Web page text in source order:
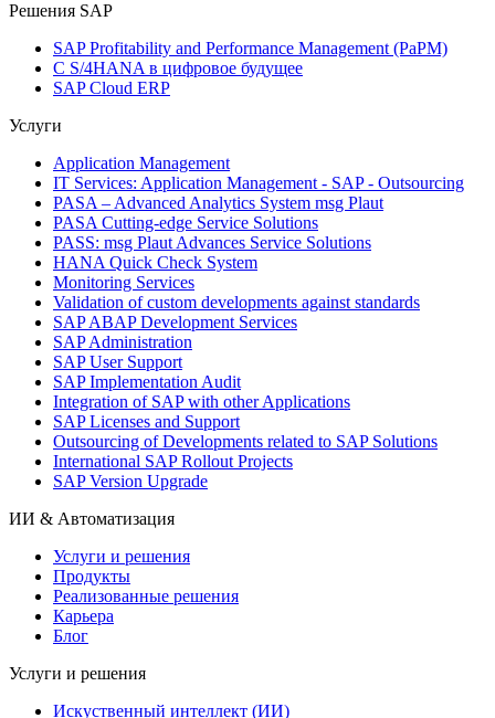
Решения SAP
SAP Profitability and Performance Management (PaPM)
С S/4HANA в цифровое будущее
SAP Cloud ERP
Услуги
Application Management
IT Services: Application Management - SAP - Outsourcing
PASA – Advanced Analytics System msg Plaut
PASA Cutting-edge Service Solutions
PASS: msg Plaut Advances Service Solutions
HANA Quick Check System
Monitoring Services
Validation of custom developments against standards
SAP ABAP Development Services
SAP Administration
SAP User Support
SAP Implementation Audit
Integration of SAP with other Applications
SAP Licenses and Support
Outsourcing of Developments related to SAP Solutions
International SAP Rollout Projects
SAP Version Upgrade
ИИ & Автоматизация
Услуги и решения
Продукты
Реализованные решения
Карьера
Блог
Услуги и решения
Искуственный интеллект (ИИ)